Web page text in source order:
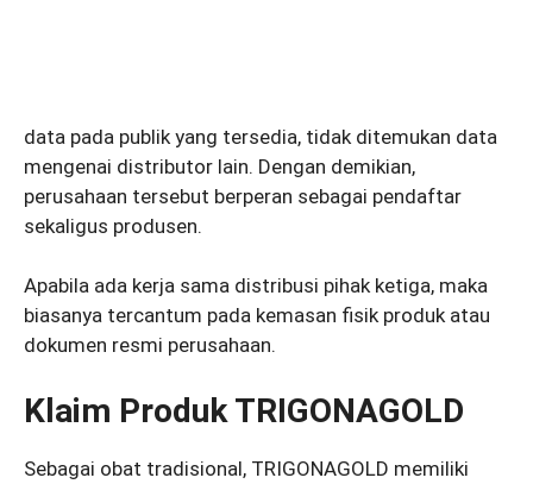
data pada publik yang tersedia, tidak ditemukan data
mengenai distributor lain. Dengan demikian,
perusahaan tersebut berperan sebagai pendaftar
sekaligus produsen.
Apabila ada kerja sama distribusi pihak ketiga, maka
biasanya tercantum pada kemasan fisik produk atau
dokumen resmi perusahaan.
Klaim Produk TRIGONAGOLD
Sebagai obat tradisional, TRIGONAGOLD memiliki